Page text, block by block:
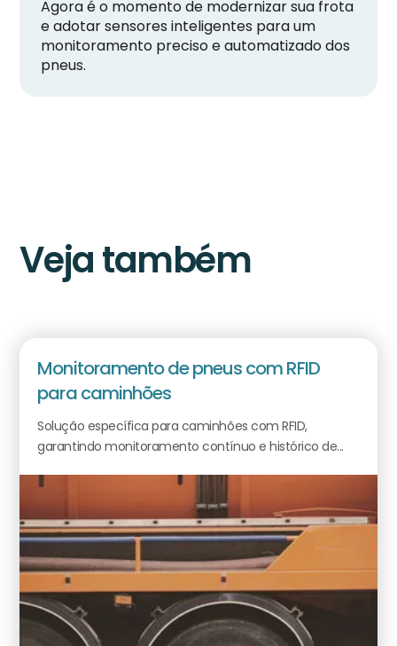
Agora é o momento de modernizar sua frota
e adotar sensores inteligentes para um
monitoramento preciso e automatizado dos
pneus.
Veja também
Monitoramento de pneus com RFID
para caminhões
Solução específica para caminhões com RFID,
garantindo monitoramento contínuo e histórico de...